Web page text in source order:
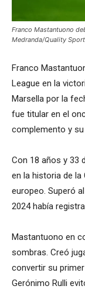
Franco Mastantuono
Medranda/Quality
Franco
League en la
Marsella por la
fue titular en el
complemento y
Con 18 años y 33
en la historia de la
europeo. Superó
2024 había
Mastantuono en
sombras. Creó
convertir su
Gerónimo Rulli